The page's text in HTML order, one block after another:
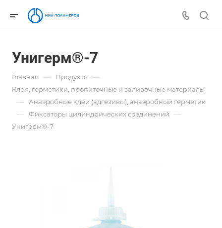
Унигерм®-7
Главная — Продукты —
Клеи, герметики, пропиточные и заливочные материалы
— Анаэробные клеи (адгезивы), анаэробный герметик
— Фиксаторы цилиндрических соединений —
Унигерм®-7